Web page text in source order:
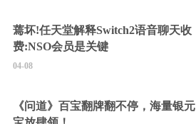
蔫坏!任天堂解释Switch2语音聊天收
费:NSO会员是关键
04-08
《问道》百宝翻牌翻不停，海量银元